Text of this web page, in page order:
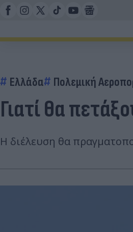
Ελλάδα Πολεμική
Γιατί θα
Η διέλευση θα